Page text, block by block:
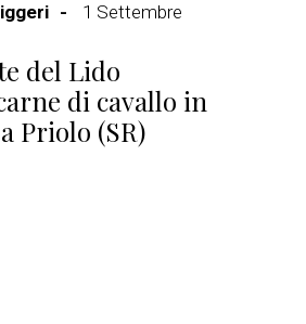
1 Settembre
del Lido
di cavallo in
Priolo (SR)